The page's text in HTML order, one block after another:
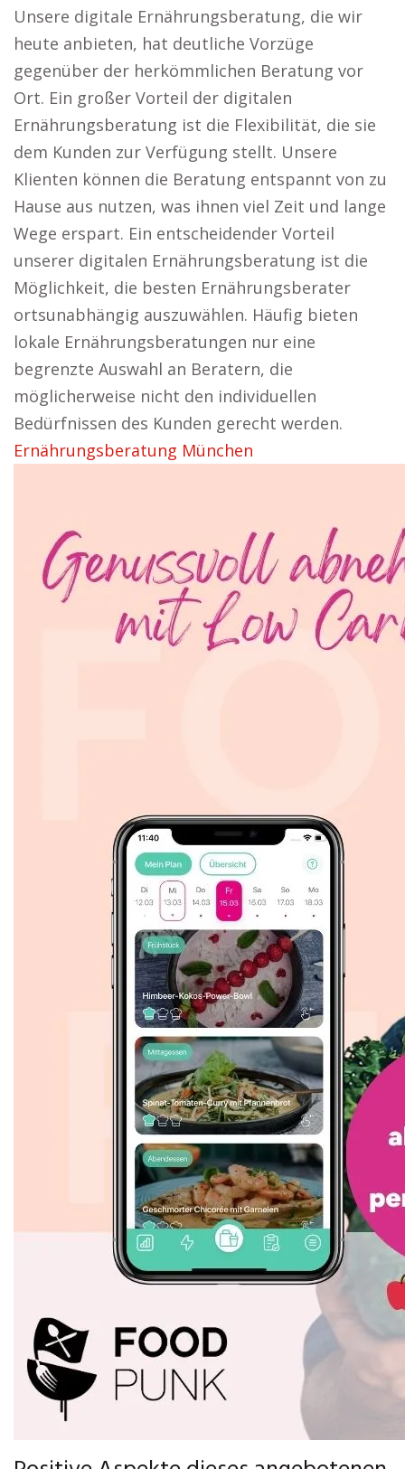
Unsere digitale Ernährungsberatung, die wir
heute anbieten, hat deutliche Vorzüge
gegenüber der herkömmlichen Beratung vor
Ort. Ein großer Vorteil der digitalen
Ernährungsberatung ist die Flexibilität, die sie
dem Kunden zur Verfügung stellt. Unsere
Klienten können die Beratung entspannt von zu
Hause aus nutzen, was ihnen viel Zeit und lange
Wege erspart. Ein entscheidender Vorteil
unserer digitalen Ernährungsberatung ist die
Möglichkeit, die besten Ernährungsberater
ortsunabhängig auszuwählen. Häufig bieten
lokale Ernährungsberatungen nur eine
begrenzte Auswahl an Beratern, die
möglicherweise nicht den individuellen
Bedürfnissen des Kunden gerecht werden.
Ernährungsberatung München